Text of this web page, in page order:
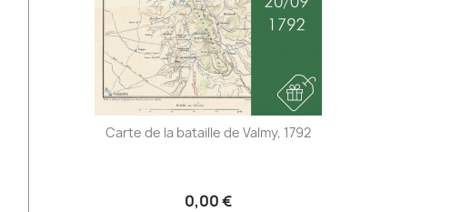
Carte de la bataille de Valmy, 1792
0,00 €